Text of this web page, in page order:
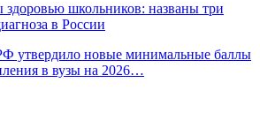
здоровью школьников: названы три
в России
утвердило новые минимальные баллы
в вузы на 2026…